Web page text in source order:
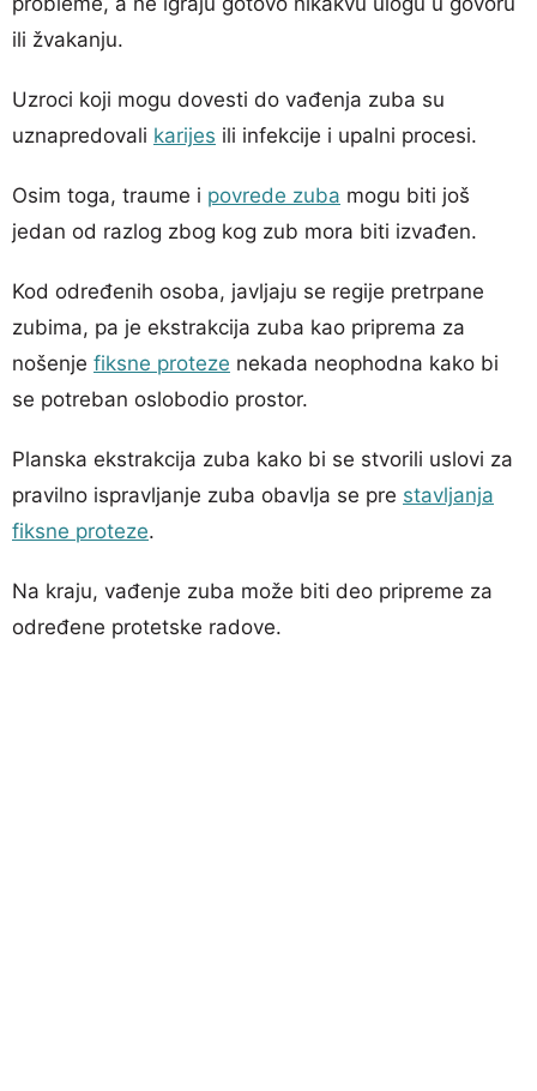
ili žvakanju.
Uzroci koji mogu dovesti do vađenja zuba su
uznapredovali karijes ili infekcije i upalni procesi.
Osim toga, traume i povrede zuba mogu biti još
jedan od razlog zbog kog zub mora biti izvađen.
Kod određenih osoba, javljaju se regije pretrpane
zubima, pa je ekstrakcija zuba kao priprema za
nošenje fiksne proteze nekada neophodna kako bi
se potreban oslobodio prostor.
Planska ekstrakcija zuba kako bi se stvorili uslovi za
pravilno ispravljanje zuba obavlja se pre stavljanja
fiksne proteze.
Na kraju, vađenje zuba može biti deo pripreme za
određene protetske radove.